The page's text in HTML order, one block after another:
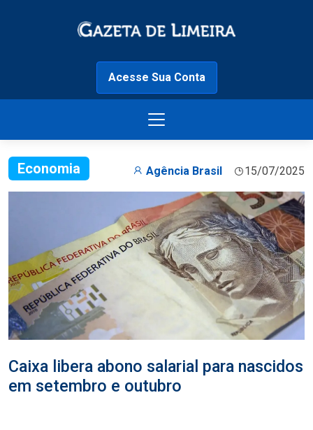
Acesse Sua Conta
Economia Agência Brasil 15/07/2025
Caixa libera abono salarial para nascidos
em setembro e outubro